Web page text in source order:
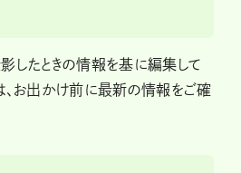
したときの情報を基に編集して
、お出かけ前に最新の情報をご確